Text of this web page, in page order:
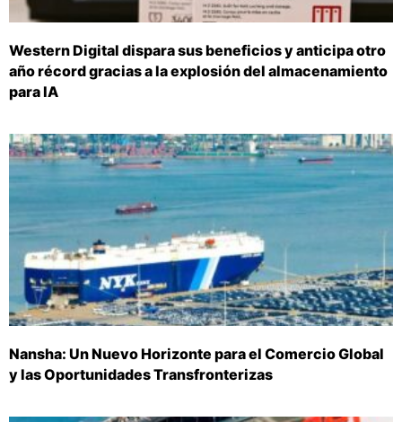
Western Digital dispara sus beneficios y anticipa otro
año récord gracias a la explosión del almacenamiento
para IA
Nansha: Un Nuevo Horizonte para el Comercio Global
y las Oportunidades Transfronterizas